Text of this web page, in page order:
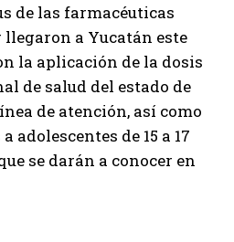
de las farmacéuticas
llegaron a Yucatán este
la aplicación de la dosis
de salud del estado de
de atención, así como
adolescentes de 15 a 17
se darán a conocer en